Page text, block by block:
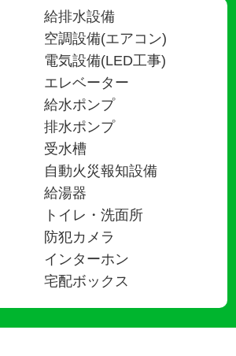
給排水設備
空調設備(エアコン)
電気設備(LED工事)
エレベーター
給水ポンプ
排水ポンプ
受水槽
自動火災報知設備
給湯器
トイレ・洗面所
防犯カメラ
インターホン
宅配ボックス